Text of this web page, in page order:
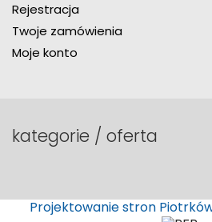
Rejestracja
Twoje zamówienia
Moje konto
kategorie / oferta
Projektowanie stron